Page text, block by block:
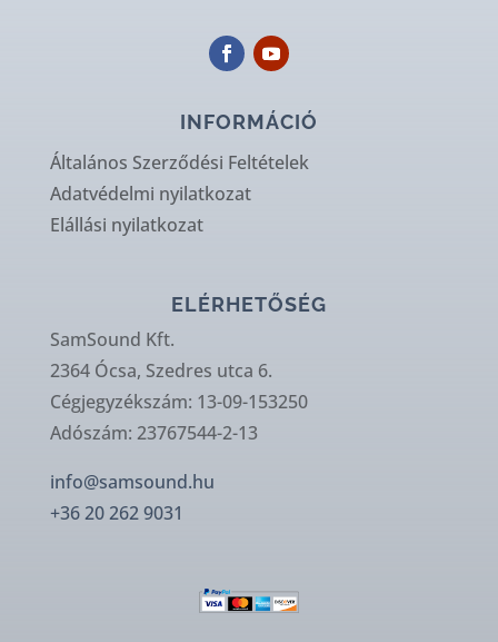
INFORMÁCIÓ
Általános Szerződési Feltételek
Adatvédelmi nyilatkozat
Elállási nyilatkozat
ELÉRHETŐSÉG
SamSound Kft.
2364 Ócsa, Szedres utca 6.
Cégjegyzékszám: 13-09-153250
Adószám: 23767544-2-13
info@samsound.hu
+36 20 262 9031